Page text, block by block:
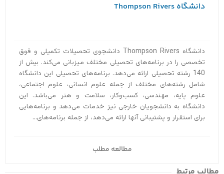
دانشگاه Thompson Rivers
دانشگاه Thompson Rivers دانشجوی تحصیلات تکمیلی و فوق
تخصصی را در برنامه‌های تحصیلی مختلف میزبانی می‌کند. بیش از
140 رشته تحصیلی ارائه می‌دهد. برنامه‌های تحصیلی این دانشگاه
شامل رشته‌های مختلف از جمله علوم انسانی، علوم اجتماعی،
علوم پایه، مهندسی، کسب‌و‌کار، سلامت و هنر می‌باشد. این
دانشگاه به دانشجویان خارجی نیز خدمات می‌دهد و برنامه‌هایی
برای استقرار و پشتیبانی آنها ارائه می‌دهد، از جمله برنامه‌های...
مطالعه مطلب